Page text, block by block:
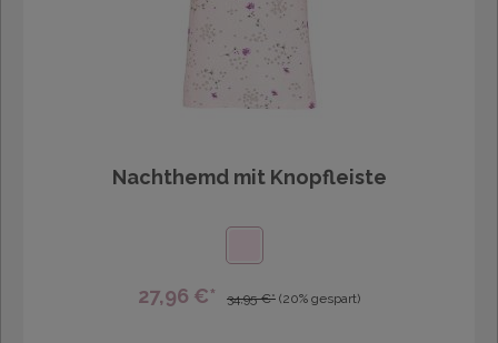
Nachthemd mit Knopfleiste
27,96 €* 34,95 €* (20% gespart)